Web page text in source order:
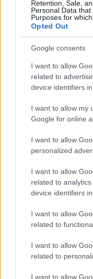
Retention, Sale,
Personal Data
Purposes for
Opted Out
Google consents
I want to allow
related to
device identifiers in
I want to allow my
Google for online
I want to allow
personalized
I want to allow
related to
device identifiers in
I want to allow
related to
I want to allow
related to
I want to allow
„A második dupla
összességében
állapota is